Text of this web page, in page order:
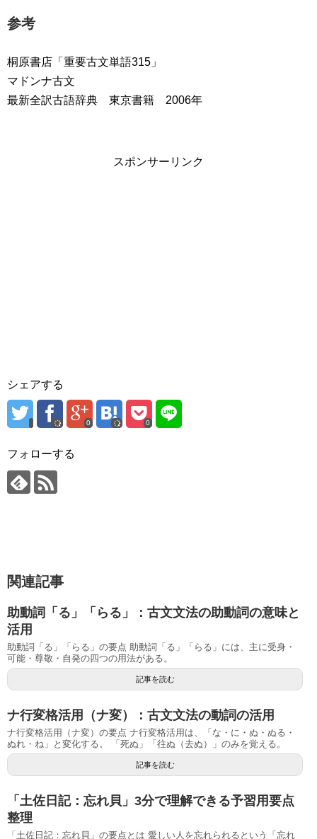
参考
桐原書店「重要古文単語315」
マドンナ古文
最新全訳古語辞典 東京書籍 2006年
スポンサーリンク
シェアする
0 0
フォローする
関連記事
助動詞「る」「らる」：古文文法の助動詞の意味と
活用
助動詞「る」「らる」の要点 助動詞「る」「らる」には、主に受身・
可能・尊敬・自発の四つの用法がある。
記事を読む
ナ行変格活用（ナ変）：古文文法の動詞の活用
ナ行変格活用（ナ変）の要点 ナ行変格活用は、「な・に・ぬ・ぬる・
ぬれ・ね」と変化する。 「死ぬ」「往ぬ（去ぬ）」のみを覚える。
記事を読む
「土佐日記：忘れ貝」3分で理解できる予習用要点
整理
「土佐日記：忘れ貝」の要点とは 愛しい人を忘れられるという「忘れ